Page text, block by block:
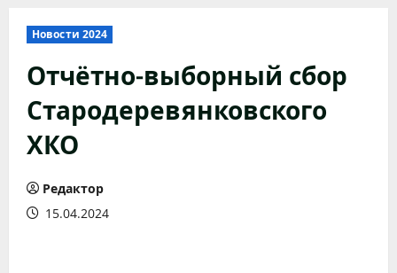
Новости 2024
Отчётно-выборный сбор
Стародеревянковского
ХКО
Редактор
15.04.2024